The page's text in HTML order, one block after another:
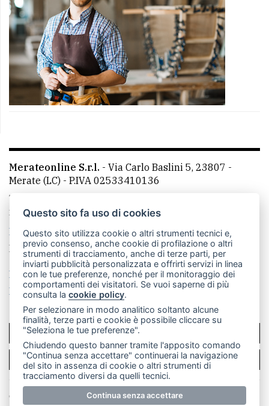
Merateonline S.r.l. - Via Carlo Baslini 5, 23807 -
Merate (LC) - P.IVA 02533410136
Telefono:
mail: redazione@merateonline.it
La redazione
CasateOnline LeccoOnline
RSS
Made by VIP
Privacy policy
Cookie policy
Rivedi le tue scelte sui cookie
SCRIVICI
PER LA TUA PUBBLICITÀ
© Copyright Merateonline S.r.l. - Tutti i diritti riservati.
Questo sito fa uso di cookies
Questo sito utilizza cookie o altri strumenti tecnici e,
previo consenso, anche cookie di profilazione o altri
strumenti di tracciamento, anche di terze parti, per
inviarti pubblicità personalizzata e offrirti servizi in linea
con le tue preferenze, nonché per il monitoraggio dei
comportamenti dei visitatori. Se vuoi saperne di più
consulta lacookie policy.
Per selezionare in modo analitico soltanto alcune
finalità, terze parti e cookie è possibile cliccare su
"Seleziona le tue preferenze".
Chiudendo questo banner tramite l'apposito comando
"Continua senza accettare" continuerai la navigazione
del sito in assenza di cookie o altri strumenti di
tracciamento diversi da quelli tecnici.
Continua senza accettare